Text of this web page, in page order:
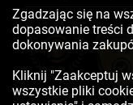
Zgadzając się na
dopasowanie treści
dokonywania
Kliknij "Zaakceptuj
wszystkie pliki